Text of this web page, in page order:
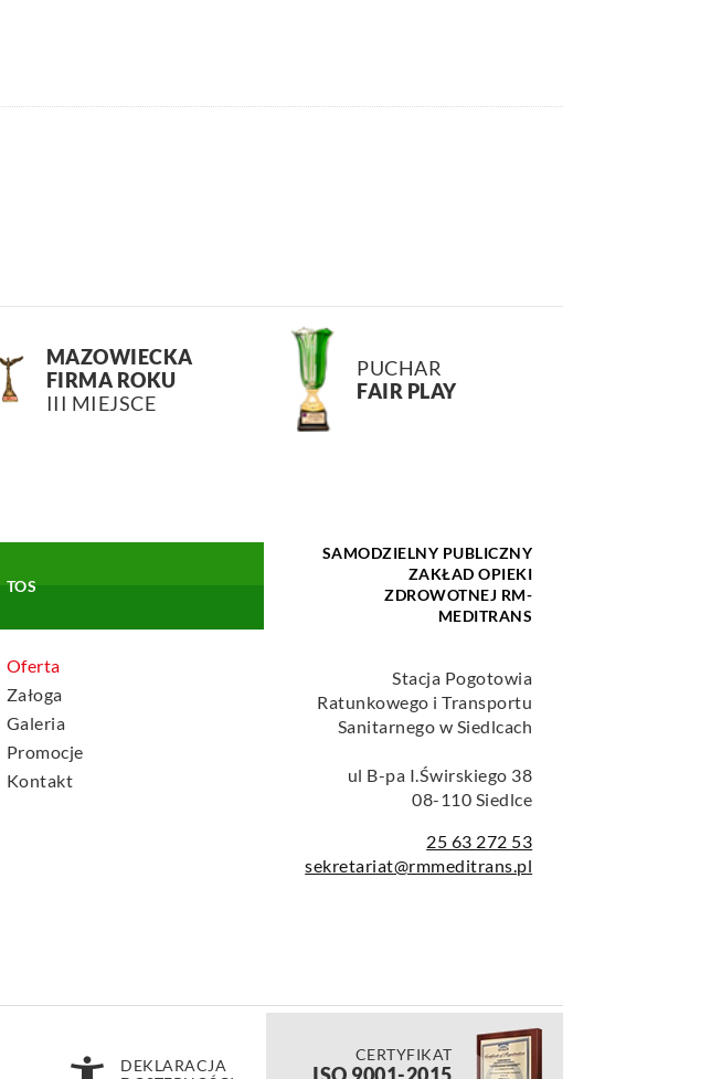
MAZOWIECKA
FIRMA ROKU
III MIEJSCE
PUCHAR
FAIR PLAY
TOS
Oferta
Załoga
Galeria
Promocje
Kontakt
SAMODZIELNY PUBLICZNY
ZAKŁAD OPIEKI
ZDROWOTNEJ RM-
MEDITRANS
Stacja Pogotowia
Ratunkowego i Transportu
Sanitarnego w Siedlcach
ul B-pa I.Świrskiego 38
08-110 Siedlce
25 63 272 53
sekretariat@rmmeditrans.pl
DEKLARACJA
CERTYFIKAT